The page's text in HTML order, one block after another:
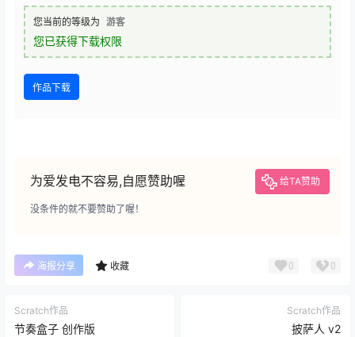
您当前的等级为 游客
您已获得下载权限
作品下载
为爱发电不容易,自愿赞助喔 给TA赞助
没条件的就不要赞助了喔！
海报分享 收藏 0 0
Scratch作品
节奏盒子 创作版
Scratch作品
披萨人 v2